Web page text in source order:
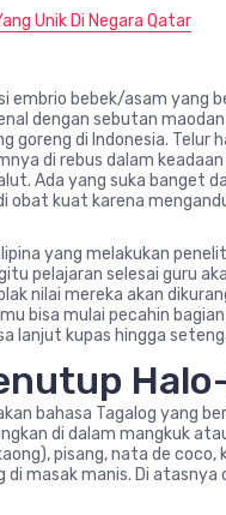
Unik Di Negara Qatar
embrio bebek/asam yang
dengan sebutan
goreng di Indonesia. Telur
di rebus dalam
Ada yang suka banget
obat kuat karena
yang melakukan
pelajaran selesai guru
nilai mereka akan
bisa mulai pecahin
lanjut kupas hingga
bahasa Tagalog yang
di dalam mangkuk
pisang, nata de coco,
masak manis. Di